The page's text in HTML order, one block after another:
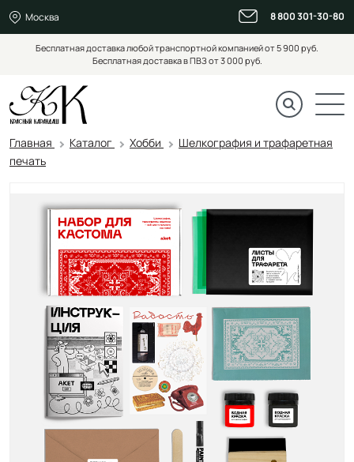
Москва 8 800 301-30-80
Бесплатная доставка любой транспортной компанией от 5 900 руб.
Бесплатная доставка в ПВЗ от 3 000 руб.
Главная Каталог Хобби
Шелкография и трафаретная
печать